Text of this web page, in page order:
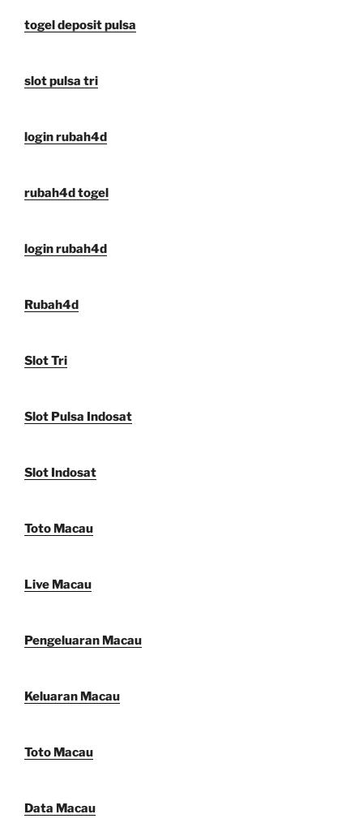
togel deposit pulsa
slot pulsa tri
login rubah4d
rubah4d togel
login rubah4d
Rubah4d
Slot Tri
Slot Pulsa Indosat
Slot Indosat
Toto Macau
Live Macau
Pengeluaran Macau
Keluaran Macau
Toto Macau
Data Macau